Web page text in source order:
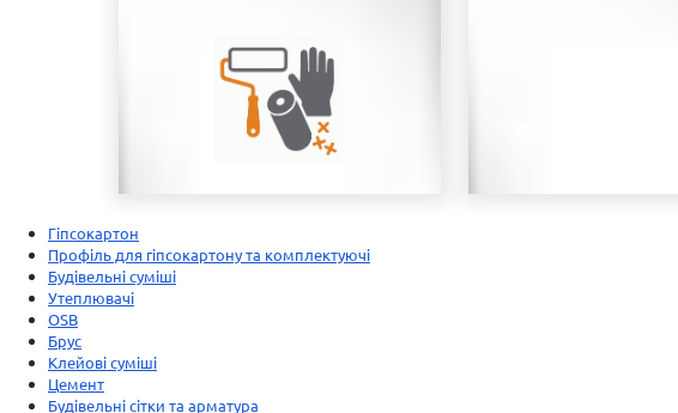
Гіпсокартон
Профіль для гіпсокартону та комплектуючі
Будівельні суміші
Утеплювачі
OSB
Брус
Клейові суміші
Цемент
Будівельні сітки та арматура